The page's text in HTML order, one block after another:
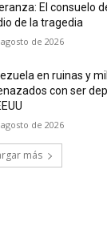
El consuelo
de la tragedia
de 2026
en ruinas y
con ser
de 2026
más